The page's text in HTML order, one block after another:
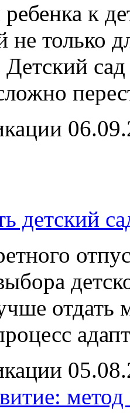
к
не только
детский